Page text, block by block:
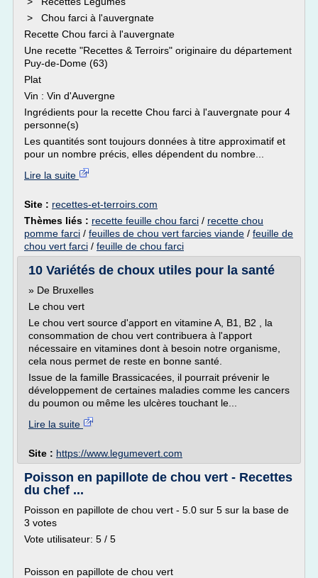
> Chou farci à l'auvergnate
Recette Chou farci à l'auvergnate
Une recette "Recettes & Terroirs" originaire du département
Puy-de-Dome (63)
Plat
Vin : Vin d'Auvergne
Ingrédients pour la recette Chou farci à l'auvergnate pour 4
personne(s)
Les quantités sont toujours données à titre approximatif et
pour un nombre précis, elles dépendent du nombre...
Lire la suite
Site : recettes-et-terroirs.com
Thèmes liés : recette feuille chou farci / recette chou
pomme farci / feuilles de chou vert farcies viande / feuille de
chou vert farci / feuille de chou farci
10 Variétés de choux utiles pour la santé
» De Bruxelles
Le chou vert
Le chou vert source d'apport en vitamine A, B1, B2 , la
consommation de chou vert contribuera à l'apport
nécessaire en vitamines dont à besoin notre organisme,
cela nous permet de reste en bonne santé.
Issue de la famille Brassicacées, il pourrait prévenir le
développement de certaines maladies comme les cancers
du poumon ou même les ulcères touchant le...
Lire la suite
Site : https://www.legumevert.com
Poisson en papillote de chou vert - Recettes
du chef ...
Poisson en papillote de chou vert - 5.0 sur 5 sur la base de
3 votes
Vote utilisateur: 5 / 5
Poisson en papillote de chou vert